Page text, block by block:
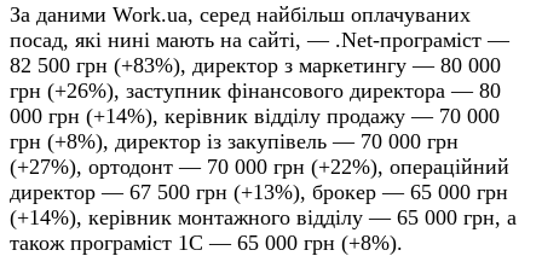
За даними Work.ua, серед найбільш оплачуваних
посад, які нині мають на сайті, — .Net-програміст —
82 500 грн (+83%), директор з маркетингу — 80 000
грн (+26%), заступник фінансового директора — 80
000 грн (+14%), керівник відділу продажу — 70 000
грн (+8%), директор із закупівель — 70 000 грн
(+27%), ортодонт — 70 000 грн (+22%), операційний
директор — 67 500 грн (+13%), брокер — 65 000 грн
(+14%), керівник монтажного відділу — 65 000 грн, а
також програміст 1C — 65 000 грн (+8%).